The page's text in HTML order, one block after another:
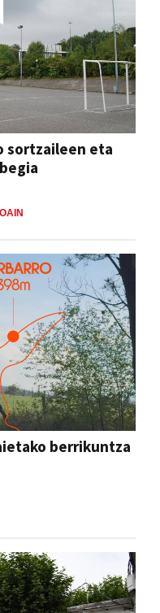
sortzaileen eta
berrikuntza